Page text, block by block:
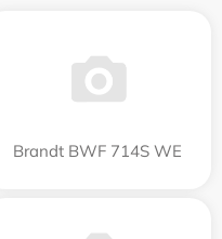
Brandt BWF 714S WE